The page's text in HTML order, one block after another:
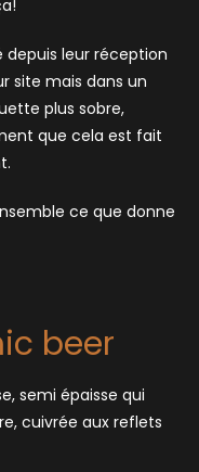
depuis leur réception
site mais dans un
plus sobre,
que cela est fait
ce que donne
beer
semi épaisse qui
cuivrée aux reflets